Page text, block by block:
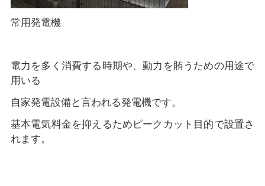
常用発電機
電力を多く消費する時期や、動力を賄うための用途で
用いる
自家発電設備と言われる発電機です。
基本電気料金を抑えるためピークカット目的で設置さ
れます。